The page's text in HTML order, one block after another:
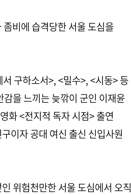
비에 습격당한 서울 도심을
구하소서>, <밀수>, <시동> 등
을 느끼는 늦깎이 군인 이재윤
화 <전지적 독자 시점> 출연
이자 공대 여신 출신 신입사원
위험천만한 서울 도심에서 오직